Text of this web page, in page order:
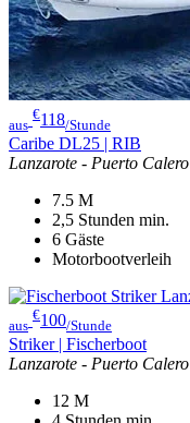
aus
€118/Stunde
Caribe DL25 | RIB
Lanzarote - Puerto Calero
7.5 M
2,5 Stunden min.
6 Gäste
Motorbootverleih
aus
€100/Stunde
Striker | Fischerboot
Lanzarote - Puerto Calero
12 M